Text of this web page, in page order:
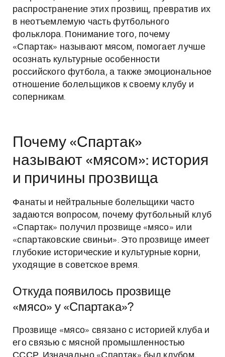
распространение этих прозвищ, превратив их
в неотъемлемую часть футбольного
фольклора. Понимание того, почему
«Спартак» называют мясом, помогает лучше
осознать культурные особенности
российского футбола, а также эмоциональное
отношение болельщиков к своему клубу и
соперникам.
Почему «Спартак»
называют «мясом»: история
и причины прозвища
Фанаты и нейтральные болельщики часто
задаются вопросом, почему футбольный клуб
«Спартак» получил прозвище «мясо» или
«спартаковские свиньи». Это прозвище имеет
глубокие исторические и культурные корни,
уходящие в советское время.
Откуда появилось прозвище
«мясо» у «Спартака»?
Прозвище «мясо» связано с историей клуба и
его связью с мясной промышленностью